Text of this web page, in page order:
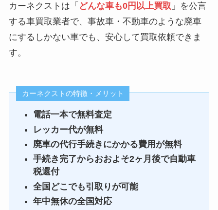
臭いが気になりまし
た。
待っている間も快適
若干電話で対応して
もらった方の愛想が
悪いくらいですか
ね、
車買取の部分で少し
カーネクストは「 どんな車も0円以上買取 」を公言
する車買取業者で、事故車・不動車のような廃車
にするしかない車でも、安心して買取依頼できま
す。
カーネクストの特徴・メリット
電話一本で無料査定
レッカー代が無料
廃車の代行手続きにかかる費用が無料
手続き完了からおおよそ2ヶ月後で自動車
税還付
全国どこでも引取りが可能
年中無休の全国対応